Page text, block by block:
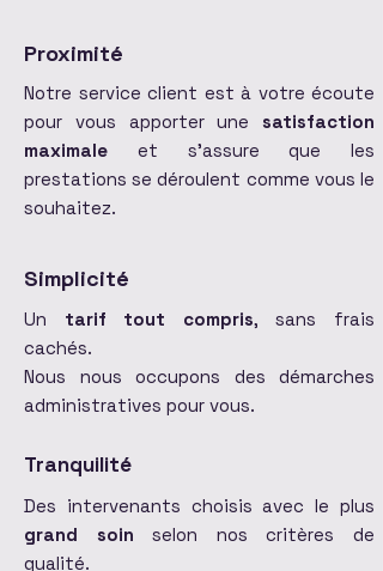
Proximité
Notre service client est à votre écoute
pour vous apporter une satisfaction
maximale et s'assure que les
prestations se déroulent comme vous le
souhaitez.
Simplicité
Un tarif tout compris, sans frais
cachés.
Nous nous occupons des démarches
administratives pour vous.
Tranquilité
Des intervenants choisis avec le plus
grand soin selon nos critères de
qualité.